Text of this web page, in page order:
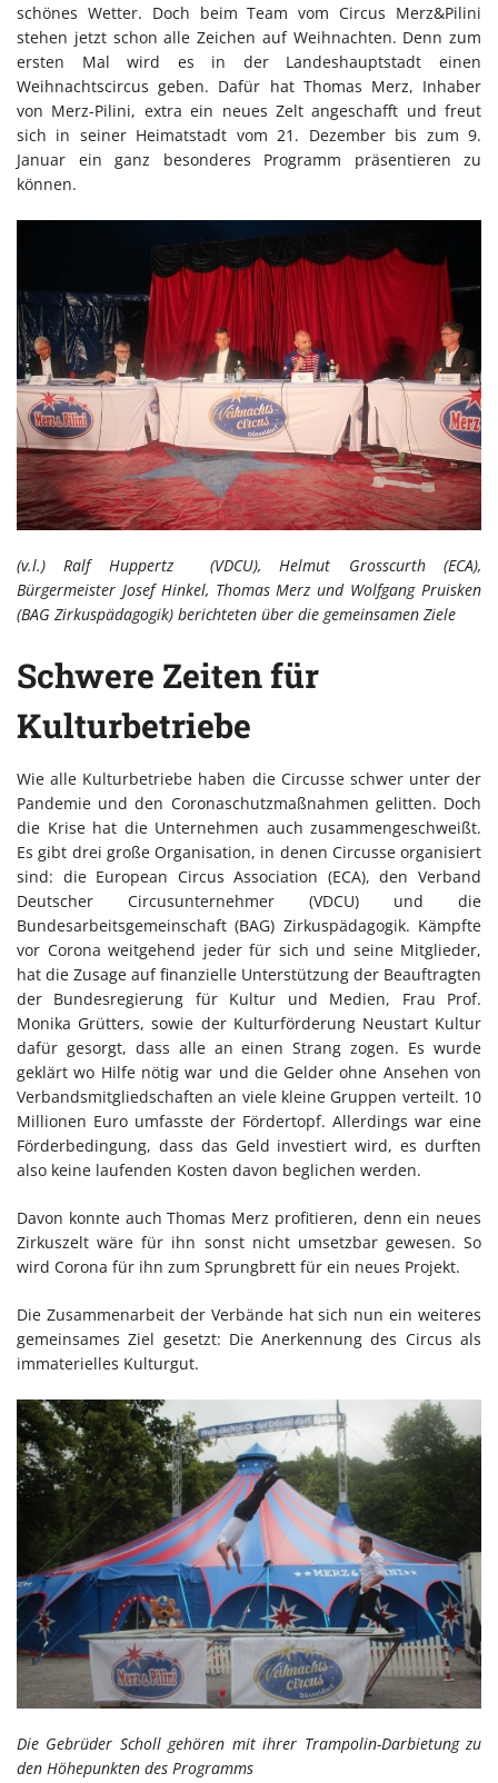
schönes Wetter. Doch beim Team vom Circus Merz&Pilini
stehen jetzt schon alle Zeichen auf Weihnachten. Denn zum
ersten Mal wird es in der Landeshauptstadt einen
Weihnachtscircus geben. Dafür hat Thomas Merz, Inhaber
von Merz-Pilini, extra ein neues Zelt angeschafft und freut
sich in seiner Heimatstadt vom 21. Dezember bis zum 9.
Januar ein ganz besonderes Programm präsentieren zu
können.
(v.l.) Ralf Huppertz (VDCU), Helmut Grosscurth (ECA),
Bürgermeister Josef Hinkel, Thomas Merz und Wolfgang Pruisken
(BAG Zirkuspädagogik) berichteten über die gemeinsamen Ziele
Schwere Zeiten für
Kulturbetriebe
Wie alle Kulturbetriebe haben die Circusse schwer unter der
Pandemie und den Coronaschutzmaßnahmen gelitten. Doch
die Krise hat die Unternehmen auch zusammengeschweißt.
Es gibt drei große Organisation, in denen Circusse organisiert
sind: die European Circus Association (ECA), den Verband
Deutscher Circusunternehmer (VDCU) und die
Bundesarbeitsgemeinschaft (BAG) Zirkuspädagogik. Kämpfte
vor Corona weitgehend jeder für sich und seine Mitglieder,
hat die Zusage auf finanzielle Unterstützung der Beauftragten
der Bundesregierung für Kultur und Medien, Frau Prof.
Monika Grütters, sowie der Kulturförderung Neustart Kultur
dafür gesorgt, dass alle an einen Strang zogen. Es wurde
geklärt wo Hilfe nötig war und die Gelder ohne Ansehen von
Verbandsmitgliedschaften an viele kleine Gruppen verteilt. 10
Millionen Euro umfasste der Fördertopf. Allerdings war eine
Förderbedingung, dass das Geld investiert wird, es durften
also keine laufenden Kosten davon beglichen werden.
Davon konnte auch Thomas Merz profitieren, denn ein neues
Zirkuszelt wäre für ihn sonst nicht umsetzbar gewesen. So
wird Corona für ihn zum Sprungbrett für ein neues Projekt.
Die Zusammenarbeit der Verbände hat sich nun ein weiteres
gemeinsames Ziel gesetzt: Die Anerkennung des Circus als
immaterielles Kulturgut.
Die Gebrüder Scholl gehören mit ihrer Trampolin-Darbietung zu
den Höhepunkten des Programms